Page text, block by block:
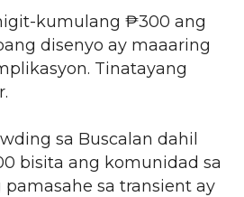
kumulang ₱300 ang
disenyo ay maaaring
Tinatayang
sa Buscalan dahil
bisita ang komunidad sa
sa transient ay